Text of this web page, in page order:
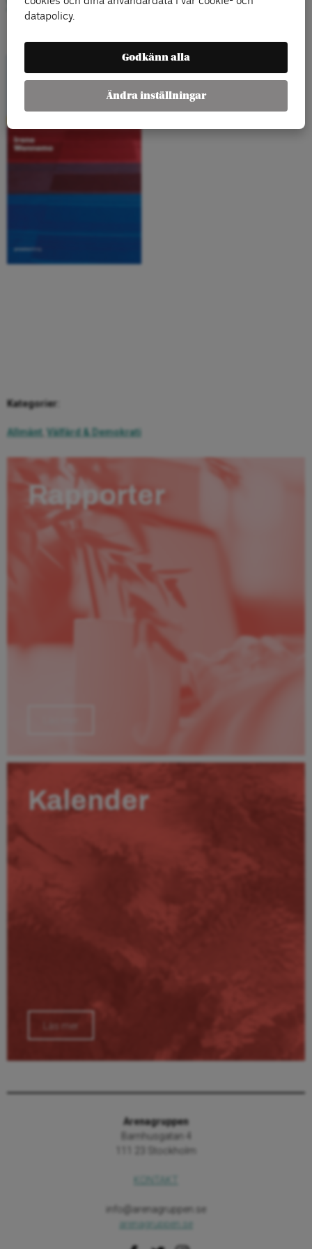
Kategorier:
Allmänt Välfärd & Demokrati
Rapporter
Kalender
Läs mer
Arenagruppen
Barnhusgatan 4
111 23 Stockholm
info@arenagruppen.se
arenagruppen.se
datapolicy.
Godkänn alla
Ändra inställningar